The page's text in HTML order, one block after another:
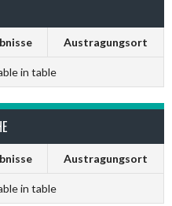
Austragungsort
in table
Austragungsort
in table